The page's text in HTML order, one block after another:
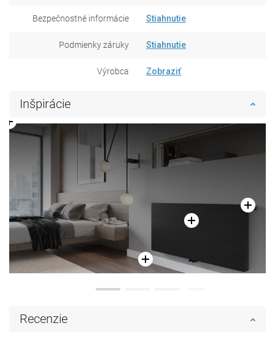
Bezpečnostné informácie Stiahnutie
Podmienky záruky Stiahnutie
Výrobca Zobraziť
Inšpirácie
Recenzie